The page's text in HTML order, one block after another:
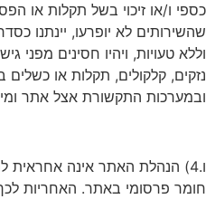
כספי ו/או זיכוי בשל תקלות או
שהשירותים לא יופרעו, יינתנו
וללא טעויות, ויהיו חסינים מפני
נזקים, קלקולים, תקלות או כשלים
ובמערכות התקשורת אצל אתר
ו.4) הנהלת האתר אינה אחראית
חומר פרסומי באתר. האחריות